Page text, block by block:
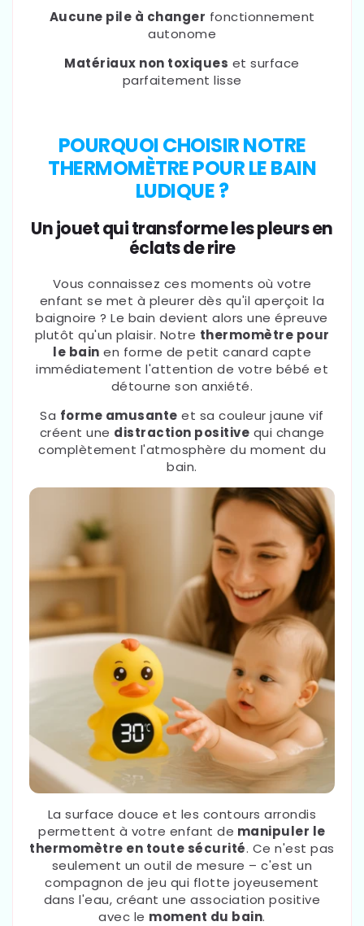
Aucune pile à changer fonctionnement
autonome
Matériaux non toxiques et surface
parfaitement lisse
POURQUOI CHOISIR NOTRE
THERMOMÈTRE POUR LE BAIN
LUDIQUE ?
Un jouet qui transforme les pleurs en
éclats de rire
Vous connaissez ces moments où votre
enfant se met à pleurer dès qu'il aperçoit la
baignoire ? Le bain devient alors une épreuve
plutôt qu'un plaisir. Notre thermomètre pour
le bain en forme de petit canard capte
immédiatement l'attention de votre bébé et
détourne son anxiété.
Sa forme amusante et sa couleur jaune vif
créent une distraction positive qui change
complètement l'atmosphère du moment du
bain.
La surface douce et les contours arrondis
permettent à votre enfant de manipuler le
thermomètre en toute sécurité. Ce n'est pas
seulement un outil de mesure – c'est un
compagnon de jeu qui flotte joyeusement
dans l'eau, créant une association positive
avec le moment du bain.